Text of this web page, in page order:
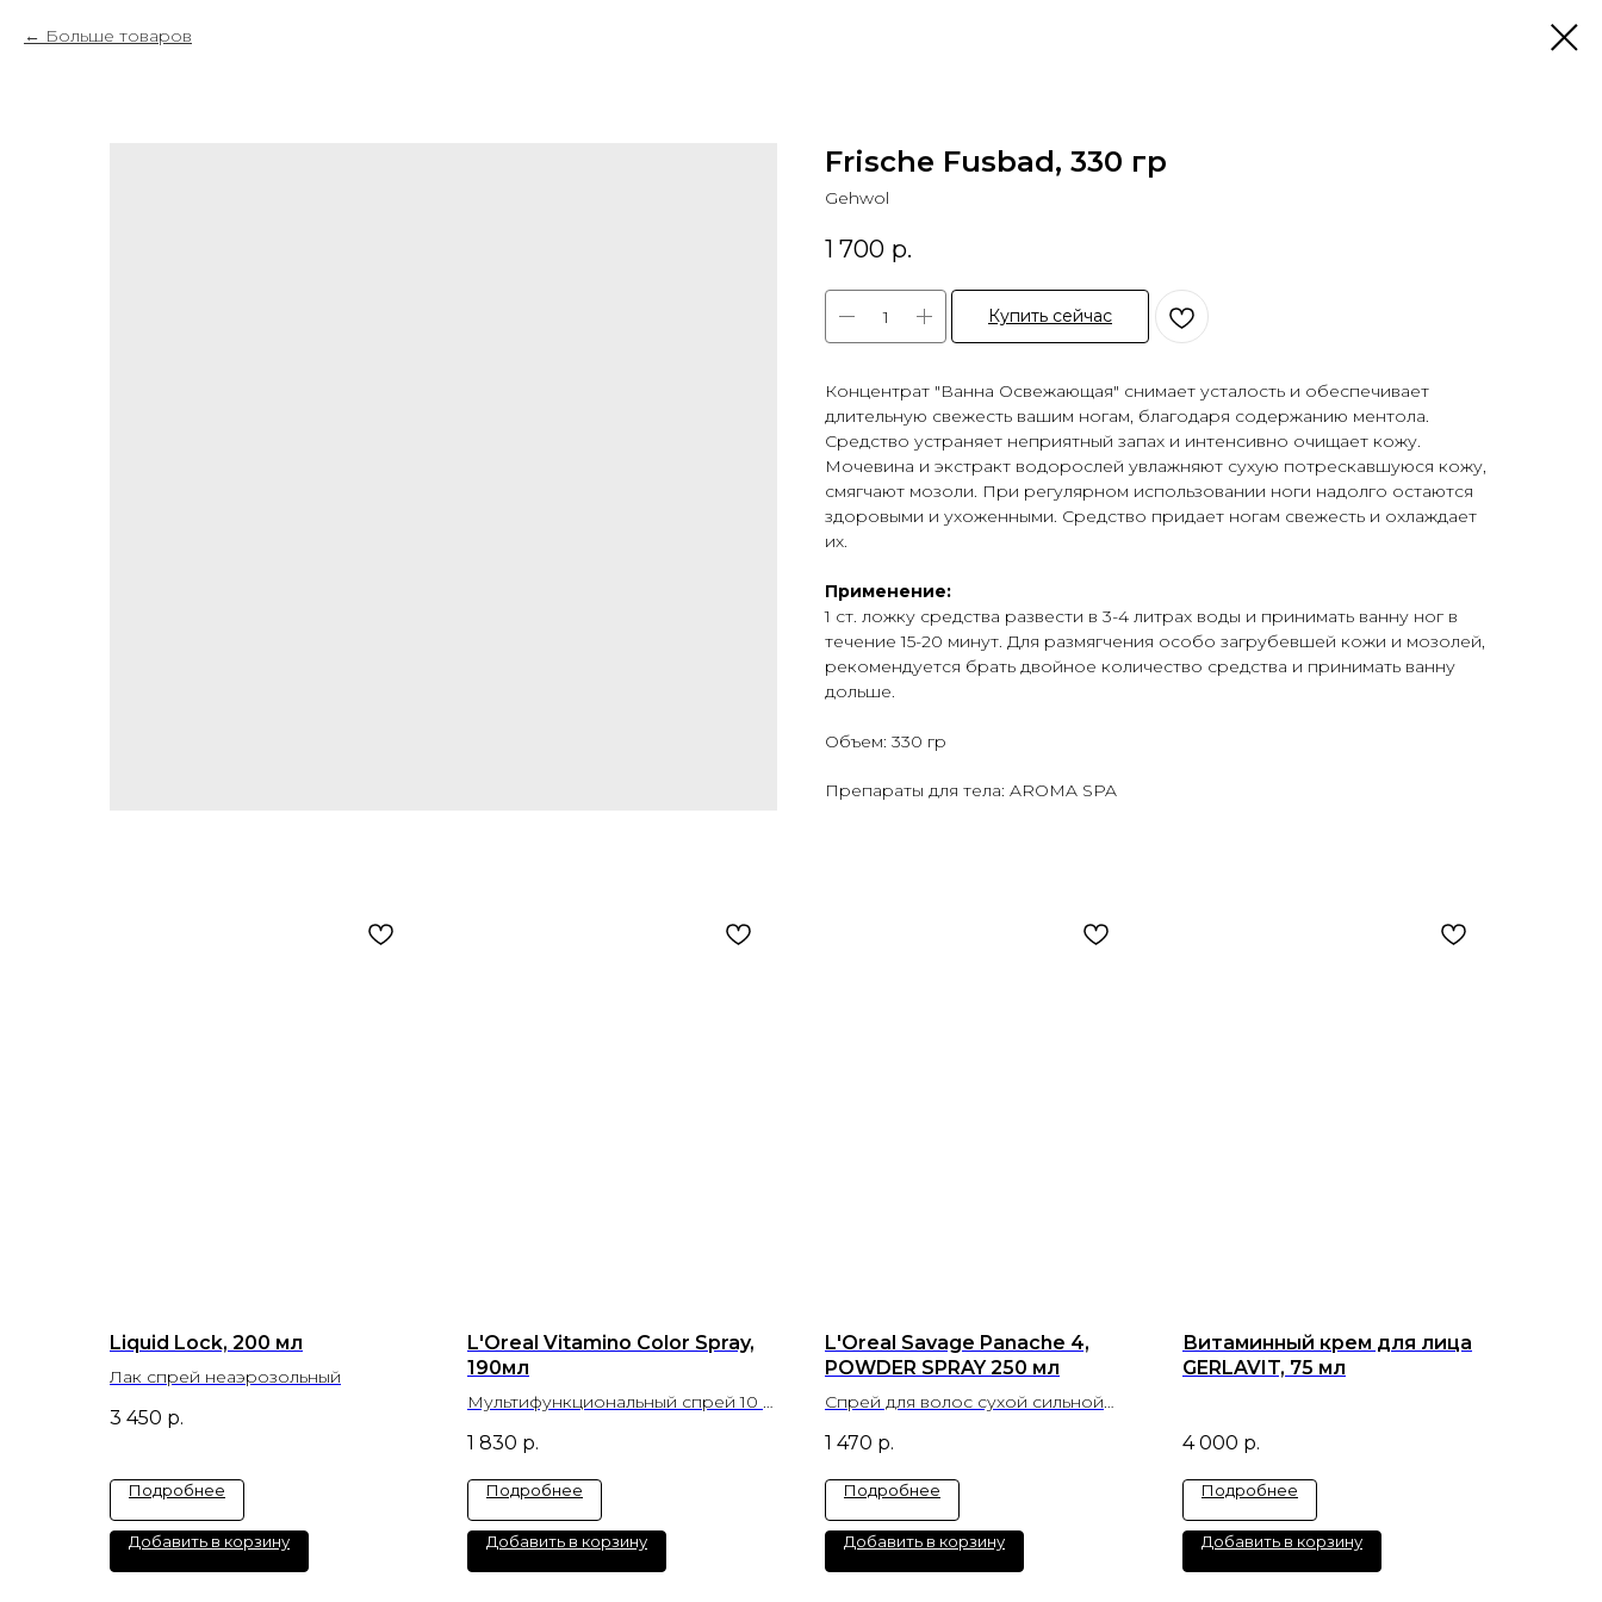
Больше товаров
Frische Fusbad, 330 гр
Gehwol
1 700 р.
Купить сейчас
Концентрат "Ванна Освежающая" снимает усталость и обеспечивает
длительную свежесть вашим ногам, благодаря содержанию ментола.
Средство устраняет неприятный запах и интенсивно очищает кожу.
Мочевина и экстракт водорослей увлажняют сухую потрескавшуюся кожу,
смягчают мозоли. При регулярном использовании ноги надолго остаются
здоровыми и ухоженными. Средство придает ногам свежесть и охлаждает
их.
Применение:
1 ст. ложку средства развести в 3-4 литрах воды и принимать ванну ног в
течение 15-20 минут. Для размягчения особо загрубевшей кожи и мозолей,
рекомендуется брать двойное количество средства и принимать ванну
дольше.
Объем: 330 гр
Препараты для тела: AROMA SPA
Liquid Lock, 200 мл
Лак спрей неаэрозольный
3 450 р.
Подробнее
Добавить в корзину
L'Oreal Vitamino Color Spray,
190мл
Мультифункциональный спрей 10 в
1 830 р.
Подробнее
Добавить в корзину
L'Oreal Savage Panache 4,
POWDER SPRAY 250 мл
Спрей для волос сухой сильной
1 470 р.
Подробнее
Добавить в корзину
Витаминный крем для лица
GERLAVIT, 75 мл
4 000 р.
Подробнее
Добавить в корзину